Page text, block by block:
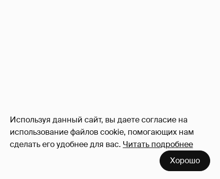
Используя данный сайт, вы даете согласие на
использование файлов cookie, помогающих нам
сделать его удобнее для вас. Читать подробнее
Хорошо